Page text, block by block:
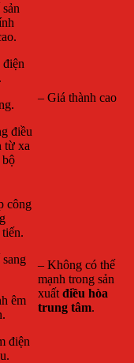
điện
điều
từ xa
bộ
– Giá thành cao
công
êm
điện
– Không có thế
mạnh trong sản
xuất điều hòa
trung tâm.